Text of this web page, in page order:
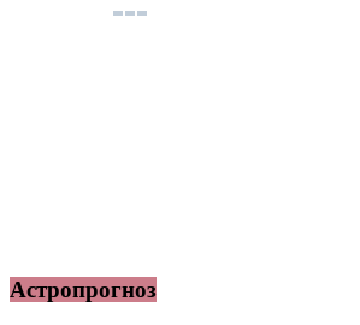
Астропрогноз